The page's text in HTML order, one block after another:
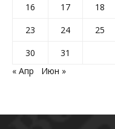
16
17 18
23
24 25
30
31
« Апр
Июн »